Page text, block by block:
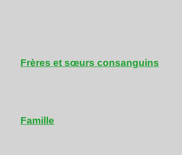
Frères et sœurs consanguins
Famille